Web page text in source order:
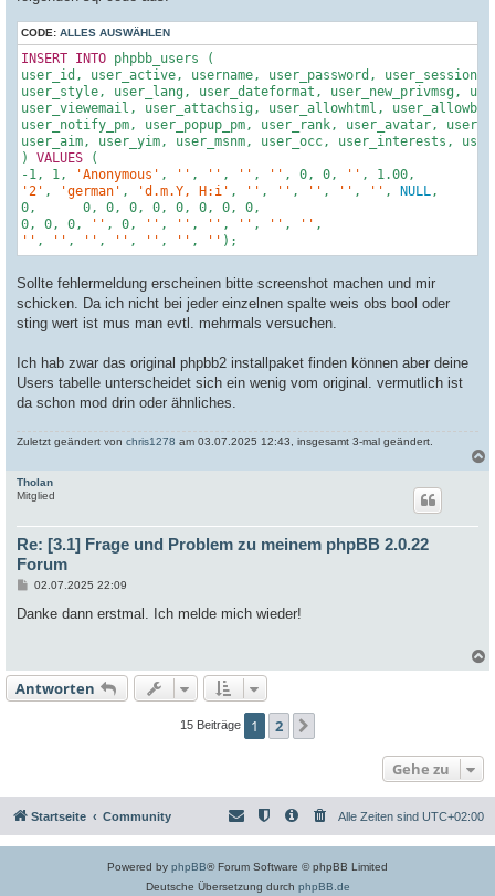
CODE: ALLES AUSWÄHLEN
INSERT INTO phpbb_users (
user_id, user_active, username, user_password,
user_style, user_lang, user_dateformat, user_new_privmsg,
user_viewemail,	user_attachsig, user_allowhtml, user_allowbbcode, user_allowsmile, user_allowavatar, user_allow_pm, user_allow_viewonline, user_notify,
user_notify_pm, user_popup_pm, user_rank, user_avatar,
user_aim, user_yim, user_msnm, user_occ, user_interests,
) VALUES
-1, 1, 'Anonymous' , '' , '' , '' , '' , 0, 0, '' , 1.00
'2' , 'german' , 'd.m.Y, H:i' , '' , '' , '' , '' , '' , NULL
0
0, 0, 0, 0, 0, 0, 0, 0
0, 0, 0, '' , 0, '' , '' , '' , '' , '' , ''
'' , '' , '' , '' , '' , '' , '' );
Sollte fehlermeldung erscheinen bitte screenshot machen und mir
schicken. Da ich nicht bei jeder einzelnen spalte weis obs bool oder
sting wert ist mus man evtl. mehrmals versuchen.
Ich hab zwar das original phpbb2 installpaket finden können aber deine
Users tabelle unterscheidet sich ein wenig vom original. vermutlich ist
da schon mod drin oder ähnliches.
Zuletzt geändert von chris1278 am 03.07.2025 12:43, insgesamt 3-mal geändert.
Tholan
Mitglied
Re: [3.1] Frage und Problem zu meinem phpBB 2.0.22
Forum
B
i
02.07.2025 22:09
Danke dann erstmal. Ich melde mich wieder!
a
Antworten
15 Beiträge 1 2
Gehe zu
Startseite Community Alle Zeiten sind UTC+02:00
Powered by phpBB® Forum Software © phpBB Limited
Deutsche Übersetzung durch phpBB.de